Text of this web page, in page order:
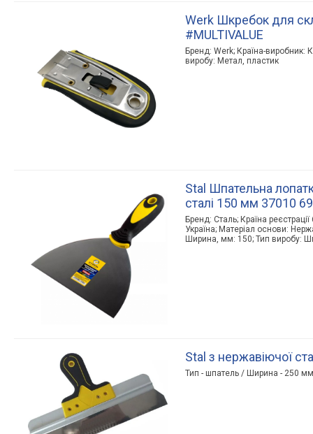
Werk Шкребок для
#MULTIVALUE
Бренд: Werk; Країна-виробник:
виробу: Метал, пластик
Stal Шпательна
сталі 150 мм 37010
Бренд: Сталь; Країна
Україна; Матеріал основи:
Ширина, мм: 150; Тип виробу:
Stal з нержавіючої
Тип - шпатель / Ширина - 250 мм